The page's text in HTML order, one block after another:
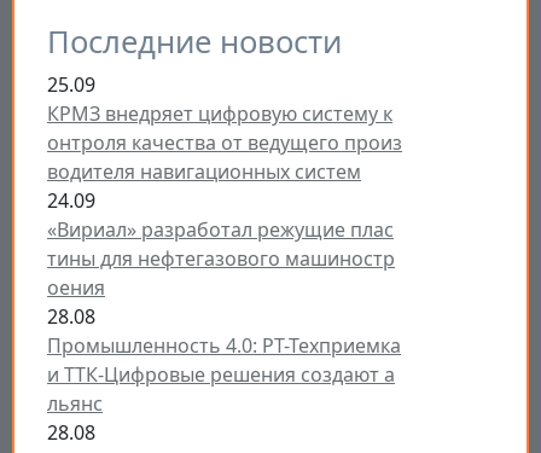
Последние новости
25.09
КРМЗ внедряет цифровую систему к
онтроля качества от ведущего произ
водителя навигационных систем
24.09
«Вириал» разработал режущие плас
тины для нефтегазового машиностр
оения
28.08
Промышленность 4.0: РТ-Техприемка
и ТТК-Цифровые решения создают а
льянс
28.08